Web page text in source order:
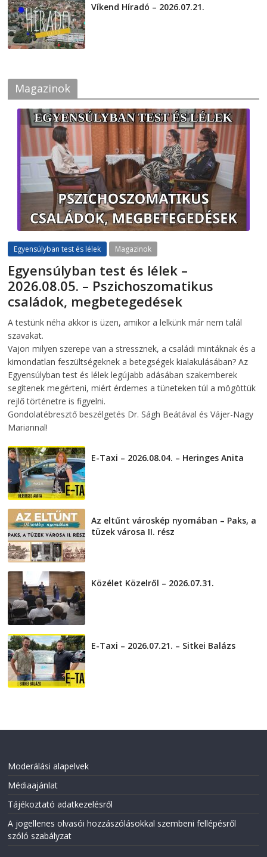
Víkend Híradó – 2026.07.21.
Magazinok
Egyensúlyban test és lélek Magazinok
Egyensúlyban test és lélek –
2026.08.05. – Pszichoszomatikus
családok, megbetegedések
A testünk néha akkor is üzen, amikor a lelkünk már nem talál
szavakat.
Vajon milyen szerepe van a stressznek, a családi mintáknak és a
kimondatlan feszültségeknek a betegségek kialakulásában? Az
Egyensúlyban test és lélek legújabb adásában szakemberek
segítenek megérteni, miért érdemes a tüneteken túl a mögöttük
rejlő történetre is figyelni.
Gondolatébresztő beszélgetés Dr. Ságh Beátával és Vájer-Nagy
Mariannal!
E-Taxi – 2026.08.04. – Heringes Anita
Az eltűnt városkép nyomában – Paks, a
tüzek városa II. rész
Közélet Közelről – 2026.07.31.
E-Taxi – 2026.07.21. – Sitkei Balázs
Moderálási alapelvek
Médiaajánlat
Tájékoztató adatkezelésről
A jogellenes olvasói hozzászólásokkal szembeni fellépésről
szóló szabályzat